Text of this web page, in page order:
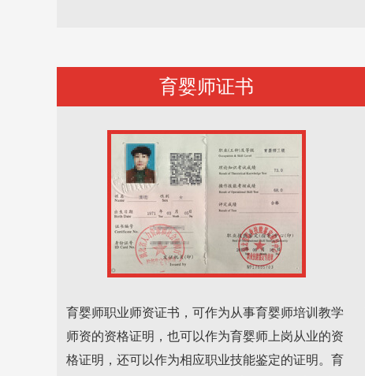
育婴师证书
育婴师职业师资证书，可作为从事育婴师培训教学
师资的资格证明，也可以作为育婴师上岗从业的资
格证明，还可以作为相应职业技能鉴定的证明。育